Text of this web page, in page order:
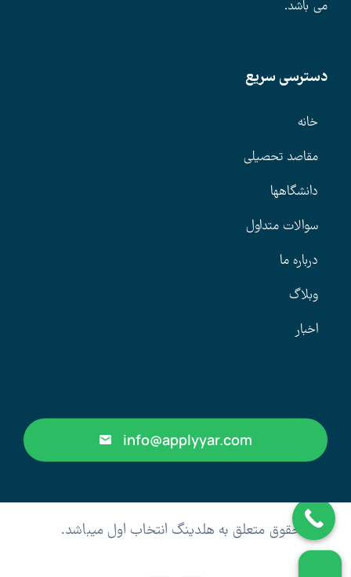
می باشد.
دسترسی سریع
خانه
مقاصد تحصیلی
دانشگاهها
سوالات متداول
درباره ما
وبلاگ
اخبار
info@applyyar.com
کلیه حقوق متعلق به هلدینگ انتخاب اول میباشد.